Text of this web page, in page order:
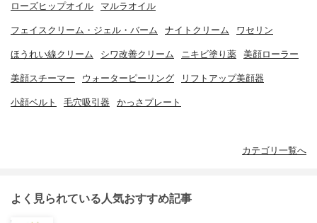
ローズヒップオイル マルラオイル
フェイスクリーム・ジェル・バーム ナイトクリーム ワセリン
ほうれい線クリーム シワ改善クリーム ニキビ塗り薬 美顔ローラー
美顔スチーマー ウォーターピーリング リフトアップ美顔器
小顔ベルト 毛穴吸引器 かっさプレート
カテゴリ一覧へ
よく見られている人気おすすめ記事